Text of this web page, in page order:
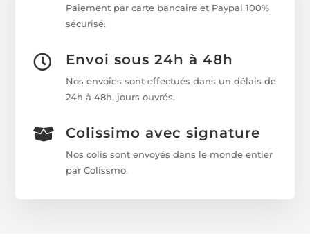
Paiement par carte bancaire et Paypal 100%
sécurisé.
 Envoi sous 24h à 48h
Nos envoies sont effectués dans un délais de
24h à 48h, jours ouvrés.
 Colissimo avec signature
Nos colis sont envoyés dans le monde entier
par Colissmo.